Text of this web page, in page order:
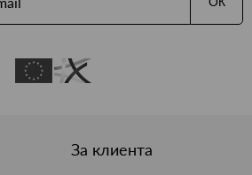
За клиента